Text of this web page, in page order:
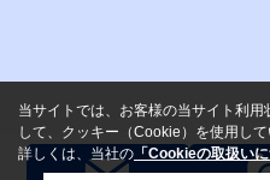
当サイトでは、お客様の当サイト利
して、クッキー（Cookie）を使用して
詳しくは、当社の 「Cookieの取扱いに